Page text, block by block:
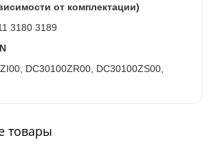
от комплектации)
3180 3189
DC30100ZR00, DC30100ZS00,
товары